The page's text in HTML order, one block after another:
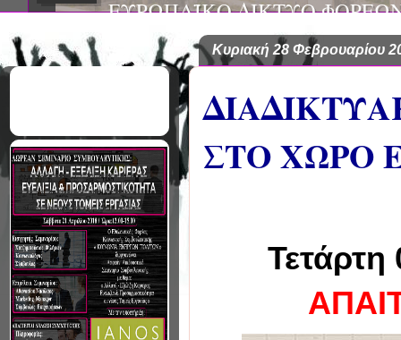
Κυριακή 28 Φεβρουαρίου
ΣΤΟ ΧΩΡΟ